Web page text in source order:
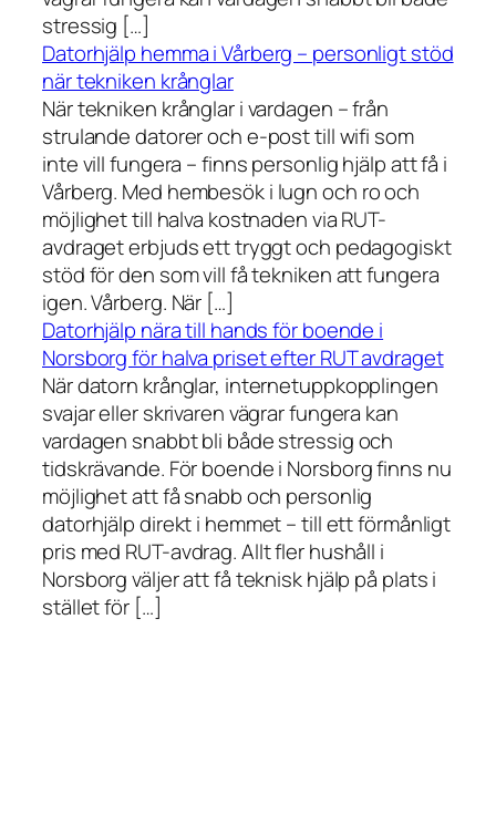
stressig […]
Datorhjälp hemma i Vårberg – personligt stöd
när tekniken krånglar
När tekniken krånglar i vardagen – från
strulande datorer och e-post till wifi som
inte vill fungera – finns personlig hjälp att få i
Vårberg. Med hembesök i lugn och ro och
möjlighet till halva kostnaden via RUT-
avdraget erbjuds ett tryggt och pedagogiskt
stöd för den som vill få tekniken att fungera
igen. Vårberg. När […]
Datorhjälp nära till hands för boende i
Norsborg för halva priset efter RUT avdraget
När datorn krånglar, internetuppkopplingen
svajar eller skrivaren vägrar fungera kan
vardagen snabbt bli både stressig och
tidskrävande. För boende i Norsborg finns nu
möjlighet att få snabb och personlig
datorhjälp direkt i hemmet – till ett förmånligt
pris med RUT-avdrag. Allt fler hushåll i
Norsborg väljer att få teknisk hjälp på plats i
stället för […]